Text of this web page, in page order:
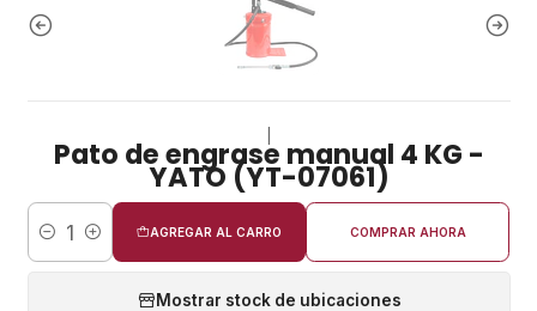
Pato de engrase manual 4 KG -
YATO (YT-07061)
Cantidad
AGREGAR AL CARRO COMPRAR AHORA
Mostrar stock de ubicaciones